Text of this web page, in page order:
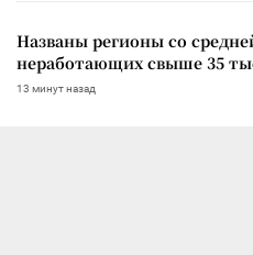
Названы регионы со
неработающих свыше 35
13 минут назад